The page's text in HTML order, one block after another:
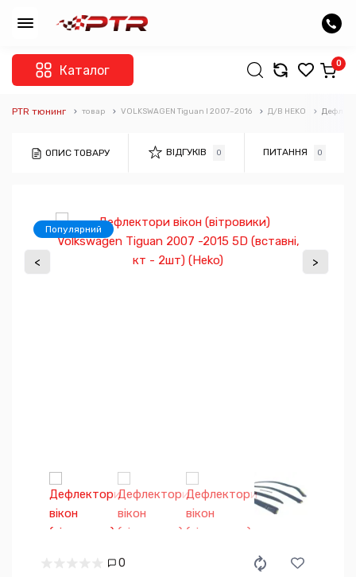
Каталог 0
PTR тюнинг товар VOLKSWAGEN Tiguan I 2007–2016 Д/В HEKO
ОПИС ТОВАРУ ВІДГУКІВ 0 ПИТАННЯ 0
Популярний
< >
0